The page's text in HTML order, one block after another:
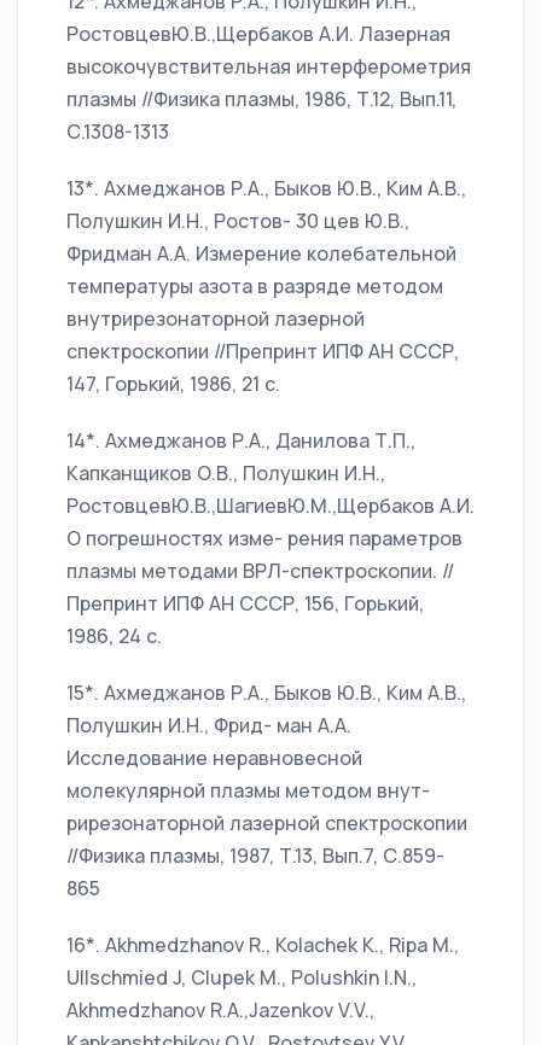
РостовцевЮ.В.,Щербаков А.И. Лазерная
высокочувствительная интерферометрия
плазмы //Физика плазмы, 1986, Т.12, Вып.11,
С.1308-1313
13*. Ахмеджанов Р.А., Быков Ю.В., Ким А.В.,
Полушкин И.Н., Ростов- 30 цев Ю.В.,
Фридман А.А. Измерение колебательной
температуры азота в разряде методом
внутрирезонаторной лазерной
спектроскопии //Препринт ИПФ АН СССР,
147, Горький, 1986, 21 с.
14*. Ахмеджанов Р.А., Данилова Т.П.,
Капканщиков О.В., Полушкин И.Н.,
РостовцевЮ.В.,ШагиевЮ.М.,Щербаков А.И.
О погрешностях изме- рения параметров
плазмы методами ВРЛ-спектроскопии. //
Препринт ИПФ АН СССР, 156, Горький,
1986, 24 с.
15*. Ахмеджанов Р.А., Быков Ю.В., Ким А.В.,
Полушкин И.Н., Фрид- ман А.А.
Исследование неравновесной
молекулярной плазмы методом внут-
рирезонаторной лазерной спектроскопии
//Физика плазмы, 1987, Т.13, Вып.7, С.859-
865
16*. Akhmedzhanov R., Kolachek K., Ripa M.,
Ullschmied J, Clupek M., Polushkin I.N.,
Akhmedzhanov R.A.,Jazenkov V.V.,